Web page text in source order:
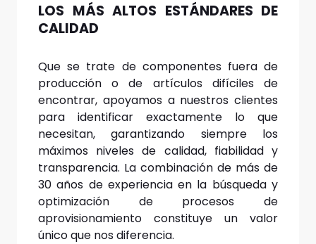
LOS MÁS ALTOS ESTÁNDARES DE
CALIDAD
Que se trate de componentes fuera de
producción o de artículos difíciles de
encontrar, apoyamos a nuestros clientes
para identificar exactamente lo que
necesitan, garantizando siempre los
máximos niveles de calidad, fiabilidad y
transparencia. La combinación de más de
30 años de experiencia en la búsqueda y
optimización de procesos de
aprovisionamiento constituye un valor
único que nos diferencia.